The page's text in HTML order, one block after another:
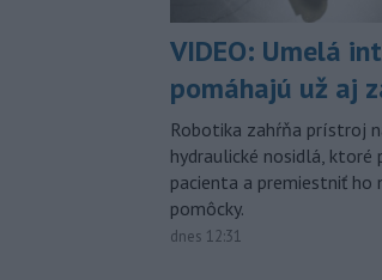
VIDEO: Umelá
pomáhajú už aj
Robotika zahŕňa prístroj
hydraulické nosidlá,
pacienta a premiestniť ho
pomôcky.
dnes 12:31